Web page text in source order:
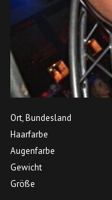
Ort, Bundesland
Haarfarbe
Augenfarbe
Gewicht
Größe